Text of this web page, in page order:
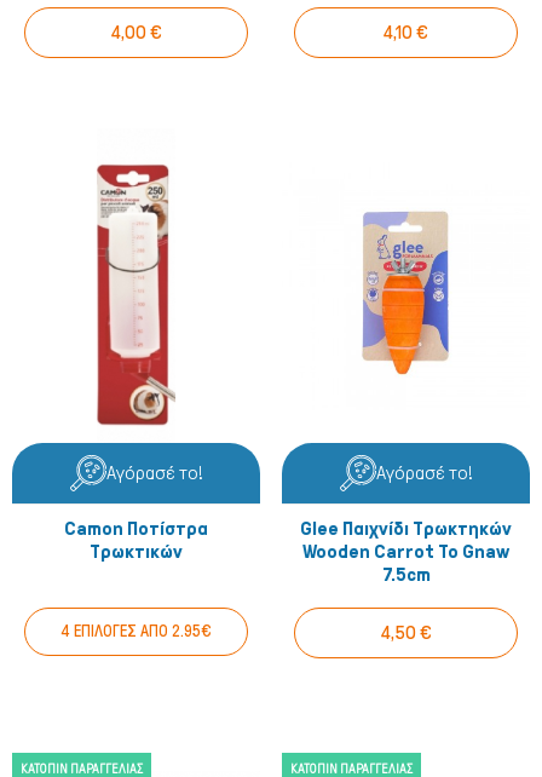
4,00 € 4,10 €
Αγόρασέ το!
Camon Ποτίστρα
Τρωκτικών
4 ΕΠΙΛΟΓΕΣ ΑΠΟ 2.95€
Αγόρασέ το!
Glee Παιχνίδι Τρωκτηκών
Wooden Carrot To Gnaw
7.5cm
4,50 €
ΚΑΤΌΠΙΝ ΠΑΡΑΓΓΕΛΊΑΣ ΚΑΤΌΠΙΝ ΠΑΡΑΓΓΕΛΊΑΣ